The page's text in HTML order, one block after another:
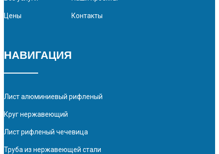
Цены Контакты
НАВИГАЦИЯ
Лист алюминиевый рифленый
Круг нержавеющий
Лист рифленый чечевица
Труба из нержавеющей стали